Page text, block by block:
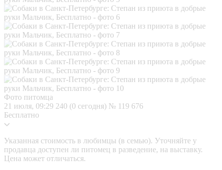
Фото питомца
21 июля, 09:29 240 (0 сегодня) № 119 676
Бесплатно
Указанная стоимость в любимцы (в семью). Уточняйте у
продавца доступен ли питомец в разведение, на выставку.
Цена может отличаться.